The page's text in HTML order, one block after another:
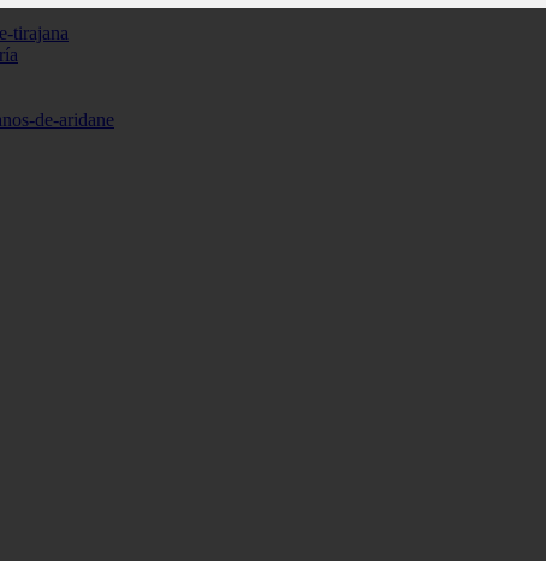
tirajana
de-aridane